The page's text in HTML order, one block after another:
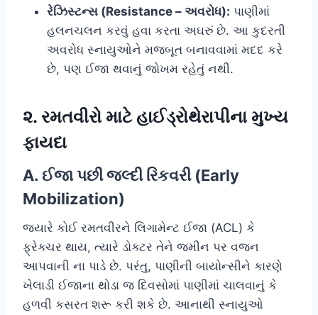
રેઝિસ્ટન્સ (Resistance – અવરોધ): પાણીમાં
હલનચલન કરવું હવા કરતા અઘરું છે. આ કુદરતી
અવરોધ સ્નાયુઓને મજબૂત બનાવવામાં મદદ કરે
છે, પણ ઈજા થવાનું જોખમ રહેતું નથી.
૨. રમતવીરો માટે હાઈડ્રોથેરાપીના મુખ્ય
ફાયદા
A. ઈજા પછી જલ્દી રિકવરી (Early
Mobilization)
જ્યારે કોઈ રમતવીરને લિગામેન્ટ ઈજા (ACL) કે
ફ્રેક્ચર થાય, ત્યારે ડોક્ટર તેને જમીન પર વજન
આપવાની ના પાડે છે. પરંતુ, પાણીની બાયોન્સીને કારણે
ખેલાડી ઈજાના થોડા જ દિવસોમાં પાણીમાં ચાલવાનું કે
હળવી કસરત શરૂ કરી શકે છે. આનાથી સ્નાયુઓ